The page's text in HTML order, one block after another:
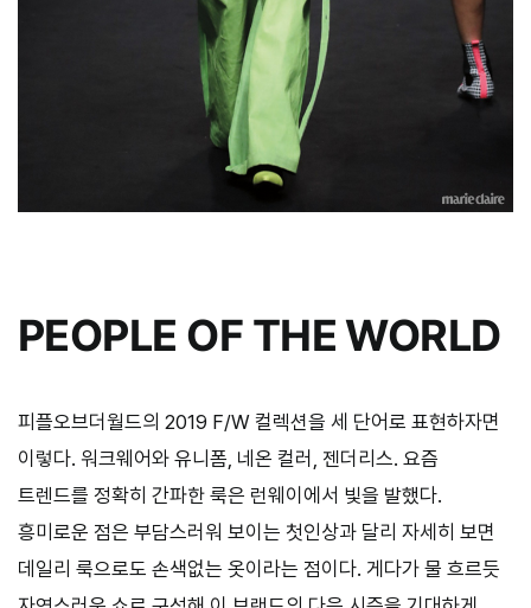
PEOPLE OF THE WORLD
피플오브더월드의 2019 F/W 컬렉션을 세 단어로 표현하자면
이렇다. 워크웨어와 유니폼, 네온 컬러, 젠더리스. 요즘
트렌드를 정확히 간파한 룩은 런웨이에서 빛을 발했다.
흥미로운 점은 부담스러워 보이는 첫인상과 달리 자세히 보면
데일리 룩으로도 손색없는 옷이라는 점이다. 게다가 물 흐르듯